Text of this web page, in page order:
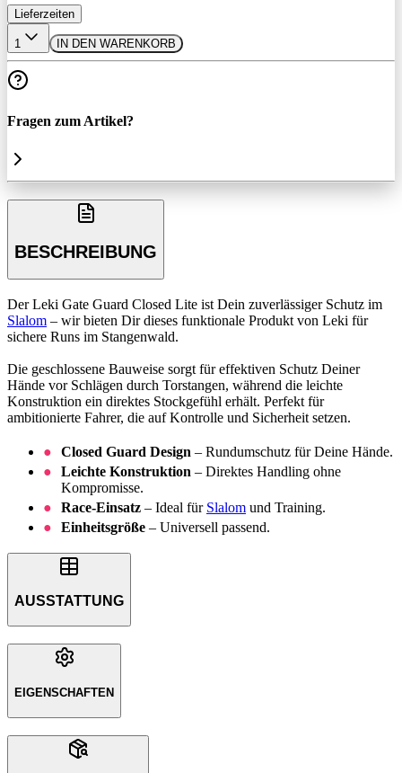
Lieferzeiten
1 IN DEN WARENKORB
Fragen zum Artikel?
BESCHREIBUNG
Der Leki Gate Guard Closed Lite ist Dein zuverlässiger Schutz im
Slalom – wir bieten Dir dieses funktionale Produkt von Leki für
sichere Runs im Stangenwald.
Die geschlossene Bauweise sorgt für effektiven Schutz Deiner
Hände vor Schlägen durch Torstangen, während die leichte
Konstruktion ein direktes Stockgefühl erhält. Perfekt für
ambitionierte Fahrer, die auf Kontrolle und Sicherheit setzen.
Closed Guard Design – Rundumschutz für Deine Hände.
Leichte Konstruktion – Direktes Handling ohne
Kompromisse.
Race-Einsatz – Ideal für Slalom und Training.
Einheitsgröße – Universell passend.
AUSSTATTUNG
EIGENSCHAFTEN